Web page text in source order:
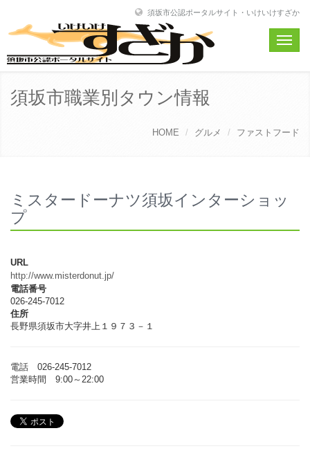
須坂市公認ポータルサイト・いけいけすざか
Toggle
須坂市職業別タウン情報
HOME グルメ ファストフード
ミスタードーナツ須坂インターショッ
プ
URL
http://www.misterdonut.jp/
電話番号
026-245-7012
住所
長野県須坂市大字井上１９７３－１
電話 026-245-7012
営業時間 9:00～22:00